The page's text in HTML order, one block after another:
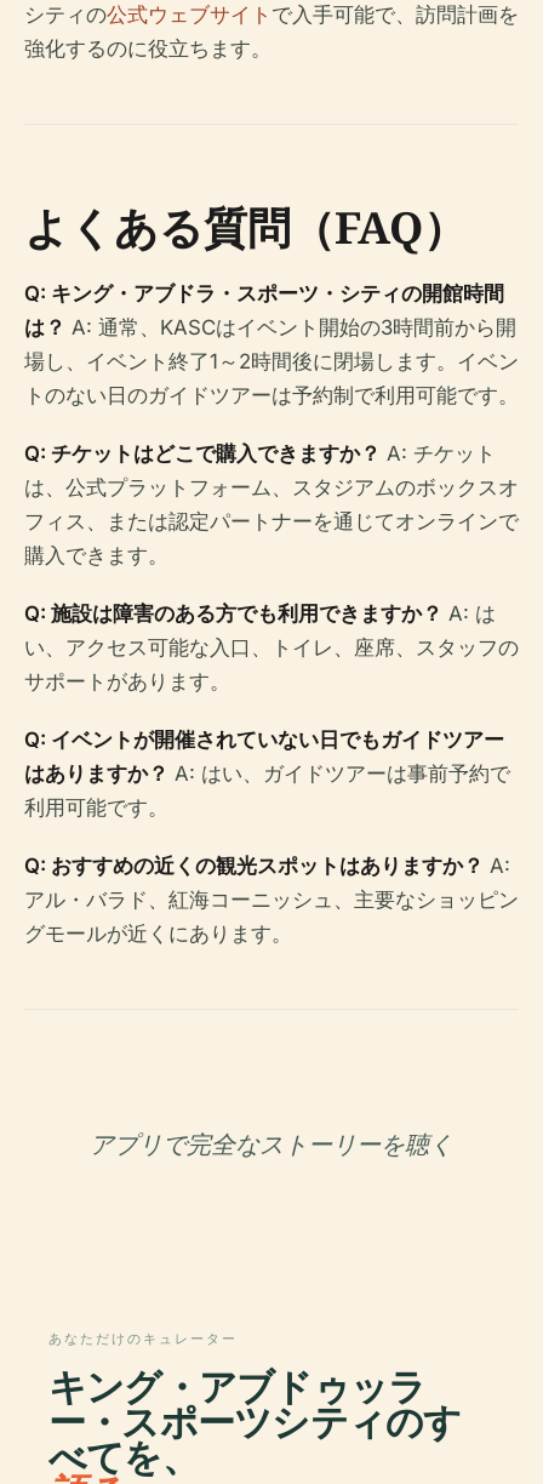
シティの公式ウェブサイト で入手可能で、訪問計画を
強化するのに役立ちます。
よくある質問（FAQ）
Q: キング・アブドラ・スポーツ・シティの開館時間
は？ A: 通常、KASCはイベント開始の3時間前から開
場し、イベント終了1～2時間後に閉場します。イベン
トのない日のガイドツアーは予約制で利用可能です。
Q: チケットはどこで購入できますか？ A: チケット
は、公式プラットフォーム、スタジアムのボックスオ
フィス、または認定パートナーを通じてオンラインで
購入できます。
Q: 施設は障害のある方でも利用できますか？ A: は
い、アクセス可能な入口、トイレ、座席、スタッフの
サポートがあります。
Q: イベントが開催されていない日でもガイドツアー
はありますか？ A: はい、ガイドツアーは事前予約で
利用可能です。
Q: おすすめの近くの観光スポットはありますか？ A:
アル・バラド、紅海コー​​ニッシュ、主要なショッピン
グモールが近くにあります。
アプリで完全なストーリーを聴く
あなただけのキュレーター
キング・アブドゥッラ
ー・スポーツシティのす
べてを、